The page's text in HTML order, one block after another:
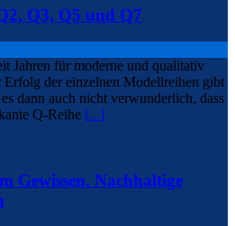
Q3, Q5 und Q7
Jahren für moderne und qualitativ
der einzelnen Modellreihen gibt
dann auch nicht verwunderlich, dass
Q-Reihe [...]
Gewissen. Nachhaltige